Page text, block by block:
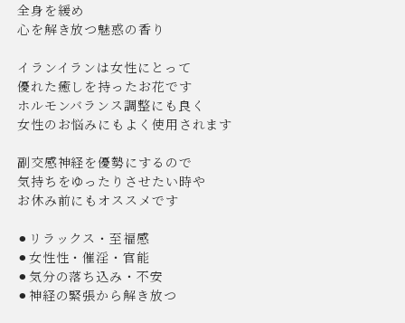
全身を緩め
心を解き放つ魅惑の香り
イランイランは女性にとって
優れた癒しを持ったお花です
ホルモンバランス調整にも良く
女性のお悩みにもよく使用されます
副交感神経を優勢にするので
気持ちをゆったりさせたい時や
お休み前にもオススメです
⚫︎リラックス・至福感
⚫︎女性性・催淫・官能
⚫︎気分の落ち込み・不安
⚫︎神経の緊張から解き放つ